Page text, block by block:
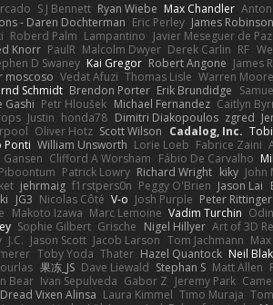
S J Bennett Ryan Wiebe Max Chandler Anton
- Daren Dochterman Eric Perley James Robinson
Roberd Palm Lampantino Javier Meseguer de Paz
Knorr PaulR Malcolm Dwyer Derek Carlin RF
D Swaney Kai Gregor Robert Angone James
moscoso Vedat Afuzi Thomas Lisle Warren Moore
Schmidt Brendon Porter Erik Brundidge
Gashi Petr Hloušek Michael Fernandez Caitlyn
Justin honda78 Dimitri Diakopoulos zgred
Oliver Hotz Scott Wilson Cadalog, Inc.
Ponti William Unsworth Lorie Loeb Fabrice Zaini
Gansen Clifford A Worsham Fábio De Carvalho
Patrick Lowry Richard Wright kiky John
jehrmaig f1rstpers0n Peggy O'Brien Jason Lai
JG3 Nicolas Côté V-o Josh Purple Peter Rittinger
Makoto Izawa Marc Lemoine Vadim Turchin
Sophie Gilbert Grische Nigel Hillyer Art of 3D
J.C. Jason Scott Jacob Larson Tom Jachmann Max
Toby Yoda Thater Hazel Quantock Neil
果冻_JS Dave Liewald Stephan S Matt Allen
Bear Ivan Sepulveda Gabor Z Jeremy Park
Vixen Alinsa Laura Kimmel Timo Muraja